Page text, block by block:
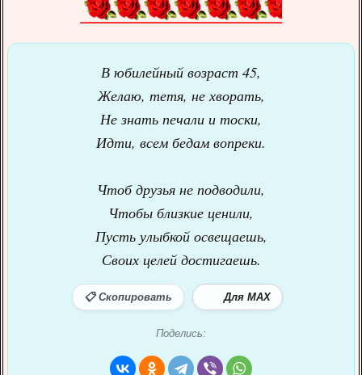
В юбилейный возраст 45,
Желаю, тетя, не хворать,
Не знать печали и тоски,
Идти, всем бедам вопреки.
Чтоб друзья не подводили,
Чтобы близкие ценили,
Пусть улыбкой освещаешь,
Своих целей достигаешь.
📋 Скопировать Для MAX
Поделись: